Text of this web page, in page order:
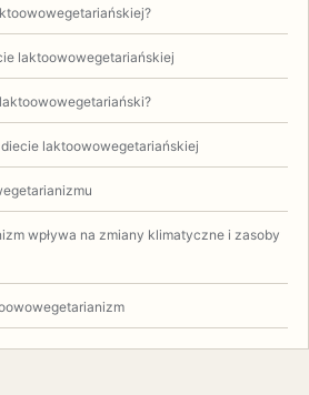
laktoowowegetariańskiej
laktoowowegetariańskiej
wpływa na zmiany klimatyczne i zasoby